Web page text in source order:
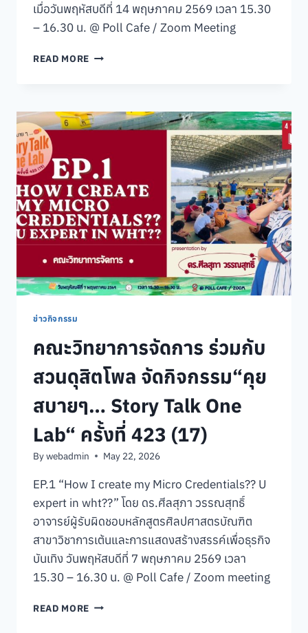
เมื่อวันพฤหัสบดีที่ 14 พฤษภาคม 2569 เวลา 15.30
– 16.30 น. @ Poll Cafe / Zoom Meeting
READ MORE กิจกรรม
TALK
ONE
ครั้ง
ที่
424
(18)
ข่าวกิจกรรม
คณะวิทยาการจัดการ ร่วมกับ
สวนดุสิตโพล จัดกิจกรรม“คุย
สบายๆ… Story Talk One
Lab“ ครั้งที่ 423 (17)
Bywebadmin May 22, 2026
EP.1 “How I create my Micro Credentials?? U
expert in wht??” โดย ดร.ศีลสุภา วรรณสุทธิ์
อาจารย์ผู้รับผิดชอบหลักสูตรศิลปศาสตรบัณฑิต
สาขาวิชาการเต้นและการแสดงสร้างสรรค์เพื่อธุรกิจ
บันเทิง วันพฤหัสบดีที่ 7 พฤษภาคม 2569 เวลา
15.30 – 16.30 น. @ Poll Cafe / Zoom meeting
READ MORE คณะ